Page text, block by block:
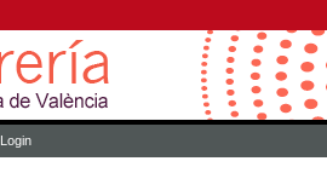
Login